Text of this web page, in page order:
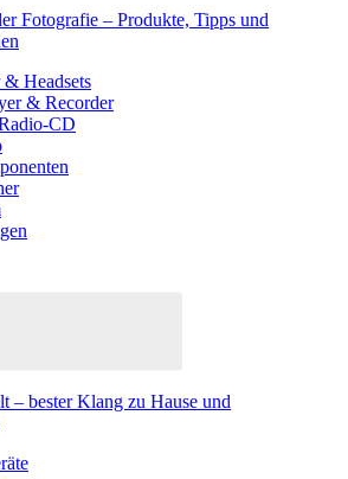
Fotografie – Produkte, Tipps und
Headsets
& Recorder
CD
– bester Klang zu Hause und